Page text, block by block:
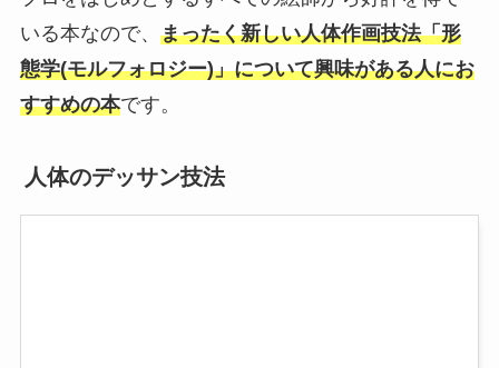
いる本なので、 まったく新しい人体作画技法「形
態学(モルフォロジー)」について興味がある人にお
すすめの本です。
人体のデッサン技法